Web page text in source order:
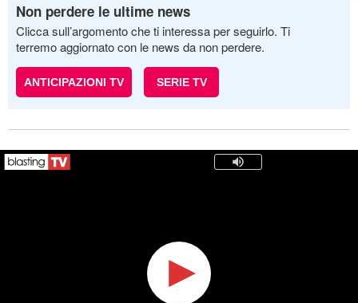
Non perdere le ultime news
Clicca sull’argomento che ti interessa per seguirlo. Ti
terremo aggiornato con le news da non perdere.
ANTICIPAZIONI TV SERIE TV